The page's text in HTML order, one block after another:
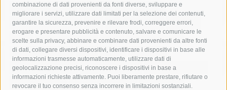
combinazione di dati provenienti da fonti diverse, sviluppare e
migliorare i servizi, utilizzare dati limitati per la selezione dei contenuti,
garantire la sicurezza, prevenire e rilevare frodi, correggere errori,
erogare e presentare pubblicità e contenuto, salvare e comunicare le
scelte sulla privacy, abbinare e combinare dati provenienti da altre fonti
di dati, collegare diversi dispositivi, identificare i dispositivi in base alle
informazioni trasmesse automaticamente, utilizzare dati di
geolocalizzazione precisi, riconoscere i dispositivi in base a
informazioni richieste attivamente. Puoi liberamente prestare, rifiutare o
revocare il tuo consenso senza incorrere in limitazioni sostanziali.
costiera amalfitana
covid-19 eav
elezioni
fondazione sorrento
gori guardia costiera
incidente
lavori
lorenzo balducelli mare
massa lubrense
massimo coppola
Meta napoli
ordinanza
penisola sorrentina
piano di sorrento
polizia municipale
protezione civile
Regione Campania
sant'agnello